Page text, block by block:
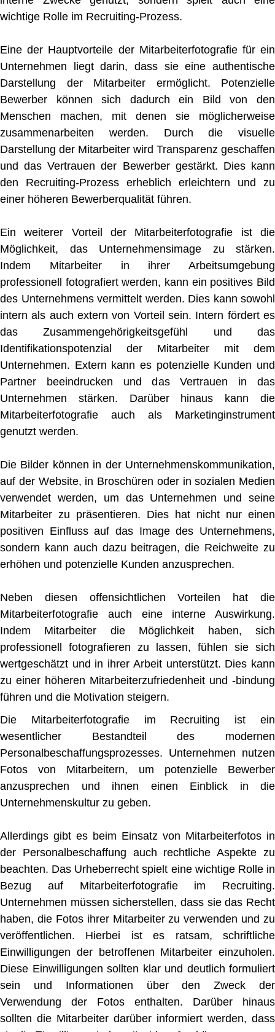
wichtige Rolle im Recruiting-Prozess.
Eine der Hauptvorteile der Mitarbeiterfotografie für ein
Unternehmen liegt darin, dass sie eine authentische
Darstellung der Mitarbeiter ermöglicht. Potenzielle
Bewerber können sich dadurch ein Bild von den
Menschen machen, mit denen sie möglicherweise
zusammenarbeiten werden. Durch die visuelle
Darstellung der Mitarbeiter wird Transparenz geschaffen
und das Vertrauen der Bewerber gestärkt. Dies kann
den Recruiting-Prozess erheblich erleichtern und zu
einer höheren Bewerberqualität führen.
Ein weiterer Vorteil der Mitarbeiterfotografie ist die
Möglichkeit, das Unternehmensimage zu stärken.
Indem Mitarbeiter in ihrer Arbeitsumgebung
professionell fotografiert werden, kann ein positives Bild
des Unternehmens vermittelt werden. Dies kann sowohl
intern als auch extern von Vorteil sein. Intern fördert es
das Zusammengehörigkeitsgefühl und das
Identifikationspotenzial der Mitarbeiter mit dem
Unternehmen. Extern kann es potenzielle Kunden und
Partner beeindrucken und das Vertrauen in das
Unternehmen stärken. Darüber hinaus kann die
Mitarbeiterfotografie auch als Marketinginstrument
genutzt werden.
Die Bilder können in der Unternehmenskommunikation,
auf der Website, in Broschüren oder in sozialen Medien
verwendet werden, um das Unternehmen und seine
Mitarbeiter zu präsentieren. Dies hat nicht nur einen
positiven Einfluss auf das Image des Unternehmens,
sondern kann auch dazu beitragen, die Reichweite zu
erhöhen und potenzielle Kunden anzusprechen.
Neben diesen offensichtlichen Vorteilen hat die
Mitarbeiterfotografie auch eine interne Auswirkung.
Indem Mitarbeiter die Möglichkeit haben, sich
professionell fotografieren zu lassen, fühlen sie sich
wertgeschätzt und in ihrer Arbeit unterstützt. Dies kann
zu einer höheren Mitarbeiterzufriedenheit und -bindung
führen und die Motivation steigern.
Die Mitarbeiterfotografie im Recruiting ist ein
wesentlicher Bestandteil des modernen
Personalbeschaffungsprozesses. Unternehmen nutzen
Fotos von Mitarbeitern, um potenzielle Bewerber
anzusprechen und ihnen einen Einblick in die
Unternehmenskultur zu geben.
Allerdings gibt es beim Einsatz von Mitarbeiterfotos in
der Personalbeschaffung auch rechtliche Aspekte zu
beachten. Das Urheberrecht spielt eine wichtige Rolle in
Bezug auf Mitarbeiterfotografie im Recruiting.
Unternehmen müssen sicherstellen, dass sie das Recht
haben, die Fotos ihrer Mitarbeiter zu verwenden und zu
veröffentlichen. Hierbei ist es ratsam, schriftliche
Einwilligungen der betroffenen Mitarbeiter einzuholen.
Diese Einwilligungen sollten klar und deutlich formuliert
sein und Informationen über den Zweck der
Verwendung der Fotos enthalten. Darüber hinaus
sollten die Mitarbeiter darüber informiert werden, dass